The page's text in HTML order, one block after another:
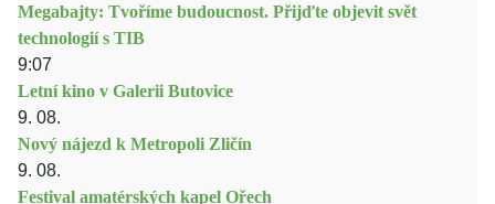
Megabajty: Tvoříme budoucnost. Přijďte objevit svět
technologií s TIB
9:07
Letní kino v Galerii Butovice
9. 08.
Nový nájezd k Metropoli Zličín
9. 08.
Festival amatérských kapel Ořech